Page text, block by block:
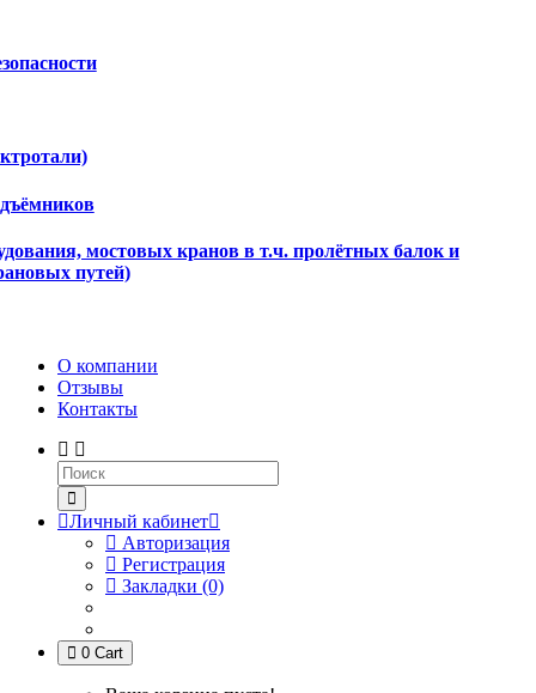
мостовых кранов в т.ч. пролётных балок и
путей)
О компании
Отзывы
Контакты
Личный кабинет
Авторизация
Регистрация
Закладки (0)
0 Cart